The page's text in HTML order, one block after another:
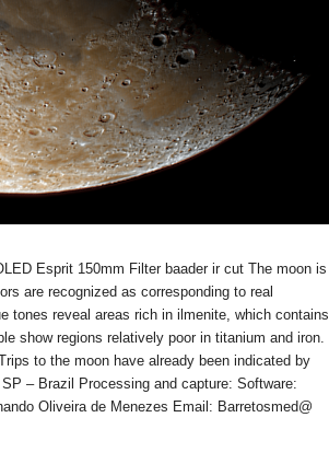
Esprit 150mm Filter baader ir cut The moon is
are recognized as corresponding to real
tones reveal areas rich in ilmenite, which contains
show regions relatively poor in titanium and iron.
to the moon have already been indicated by
– Brazil Processing and capture: Software:
Oliveira de Menezes Email: Barretosmed@